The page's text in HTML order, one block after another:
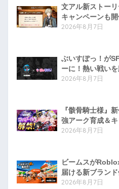
文アル新ストー
キャンペーンも
2026年8月7日
ぶいすぽっ！が
ーに！熱い戦いを
2026年8月7日
『骸骨騎士様』
強アーク育成＆
2026年8月7日
ビームスが
届ける新ブラン
2026年8月7日